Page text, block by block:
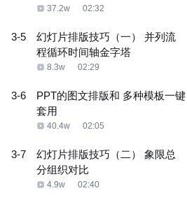
37.2w 02:32
3-5
幻灯片排版技巧（一） 并列流
程循环时间轴金字塔
8.3w 02:29
3-6
PPT的图文排版和 多种模板一键
套用
40.4w 02:05
3-7
幻灯片排版技巧（二） 象限总
分组织对比
4.9w 02:40